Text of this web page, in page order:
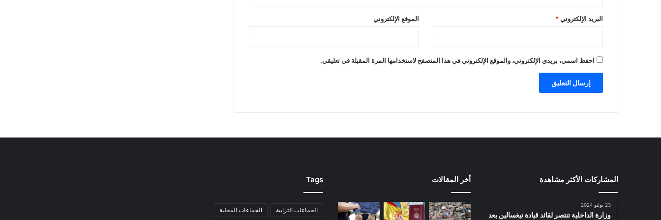
البريد الإلكتروني* الموقع الإلكتروني
احفظ اسمي، بريدي الإلكتروني، والموقع الإلكتروني في هذا المتصفح لاستخدامها المرة المقبلة في تعليقي.
المشاركات الأكثر مشاهدة
23 يوليو 2024
وزارة الداخلية تنتصر لقائد قيادة تيغسالين بعد
أخر المقالات Tags
الجماعات الترابية الجماعات المحلية